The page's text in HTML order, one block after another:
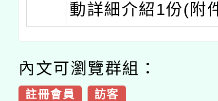
動詳細介紹1份(附
內文可瀏覽群組：
註冊會員 訪客